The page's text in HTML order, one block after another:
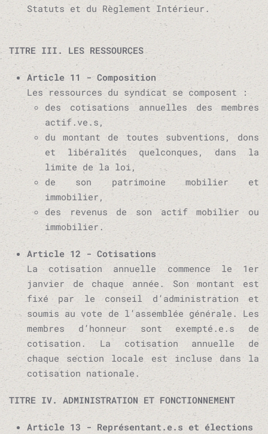
Statuts et du Règlement Intérieur.
TITRE III. LES RESSOURCES
Article 11 - Composition
Les ressources du syndicat se composent :
des cotisations annuelles des membres
actif.ve.s,
du montant de toutes subventions, dons
et libéralités quelconques, dans la
limite de la loi,
de son patrimoine mobilier et
immobilier,
des revenus de son actif mobilier ou
immobilier.
Article 12 - Cotisations
La cotisation annuelle commence le 1er
janvier de chaque année. Son montant est
fixé par le conseil d’administration et
soumis au vote de l’assemblée générale. Les
membres d’honneur sont exempté.e.s de
cotisation. La cotisation annuelle de
chaque section locale est incluse dans la
cotisation nationale.
TITRE IV. ADMINISTRATION ET FONCTIONNEMENT
Article 13 - Représentant.e.s et élections